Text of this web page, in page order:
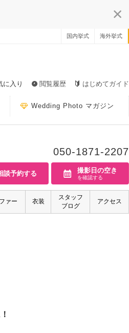
国内挙式 海外挙式
に入り 閲覧履歴 はじめてガイド
Wedding Photo マガジン
050-1871-2207
談予約する 撮影日の空き
を確認する
ァー 衣装
スタッフ
ブログ
アクセス